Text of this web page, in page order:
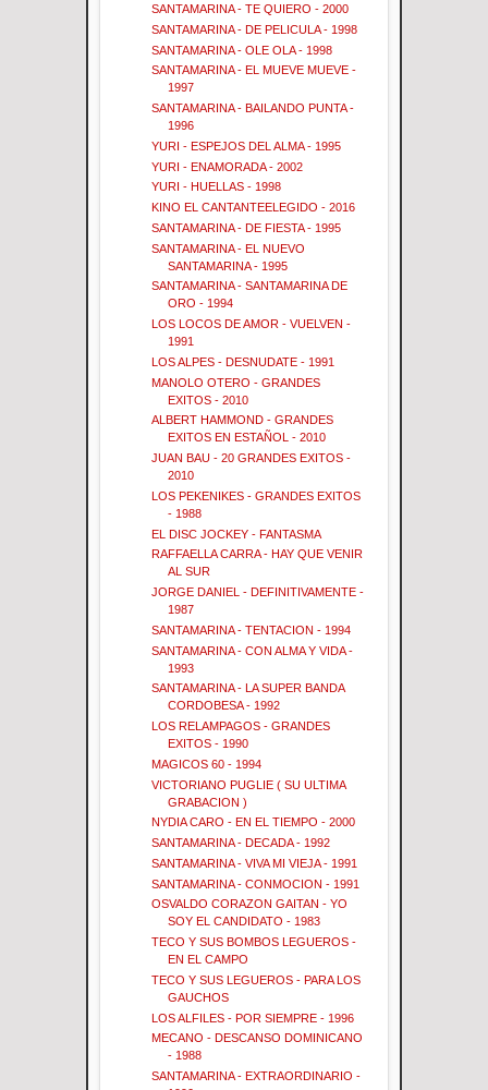
SANTAMARINA - TE QUIERO - 2000
SANTAMARINA - DE PELICULA - 1998
SANTAMARINA - OLE OLA - 1998
SANTAMARINA - EL MUEVE MUEVE -
1997
SANTAMARINA - BAILANDO PUNTA -
1996
YURI - ESPEJOS DEL ALMA - 1995
YURI - ENAMORADA - 2002
YURI - HUELLAS - 1998
KINO EL CANTANTEELEGIDO - 2016
SANTAMARINA - DE FIESTA - 1995
SANTAMARINA - EL NUEVO
SANTAMARINA - 1995
SANTAMARINA - SANTAMARINA DE
ORO - 1994
LOS LOCOS DE AMOR - VUELVEN -
1991
LOS ALPES - DESNUDATE - 1991
MANOLO OTERO - GRANDES
EXITOS - 2010
ALBERT HAMMOND - GRANDES
EXITOS EN ESTAÑOL - 2010
JUAN BAU - 20 GRANDES EXITOS -
2010
LOS PEKENIKES - GRANDES EXITOS
- 1988
EL DISC JOCKEY - FANTASMA
RAFFAELLA CARRA - HAY QUE VENIR
AL SUR
JORGE DANIEL - DEFINITIVAMENTE -
1987
SANTAMARINA - TENTACION - 1994
SANTAMARINA - CON ALMA Y VIDA -
1993
SANTAMARINA - LA SUPER BANDA
CORDOBESA - 1992
LOS RELAMPAGOS - GRANDES
EXITOS - 1990
MAGICOS 60 - 1994
VICTORIANO PUGLIE ( SU ULTIMA
GRABACION )
NYDIA CARO - EN EL TIEMPO - 2000
SANTAMARINA - DECADA - 1992
SANTAMARINA - VIVA MI VIEJA - 1991
SANTAMARINA - CONMOCION - 1991
OSVALDO CORAZON GAITAN - YO
SOY EL CANDIDATO - 1983
TECO Y SUS BOMBOS LEGUEROS -
EN EL CAMPO
TECO Y SUS LEGUEROS - PARA LOS
GAUCHOS
LOS ALFILES - POR SIEMPRE - 1996
MECANO - DESCANSO DOMINICANO
- 1988
SANTAMARINA - EXTRAORDINARIO -